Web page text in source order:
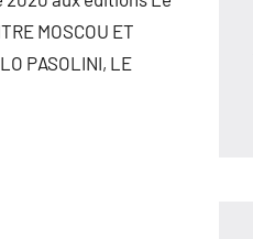
MOSCOU ET
PASOLINI, LE